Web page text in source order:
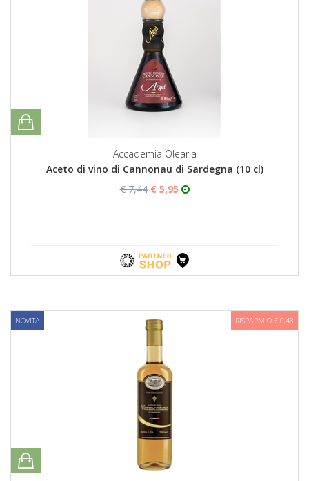
Accademia Olearia
Aceto di vino di Cannonau di Sardegna (10 cl)
€ 7,44 € 5,95
NOVITÀ RISPARMIO € 0,43